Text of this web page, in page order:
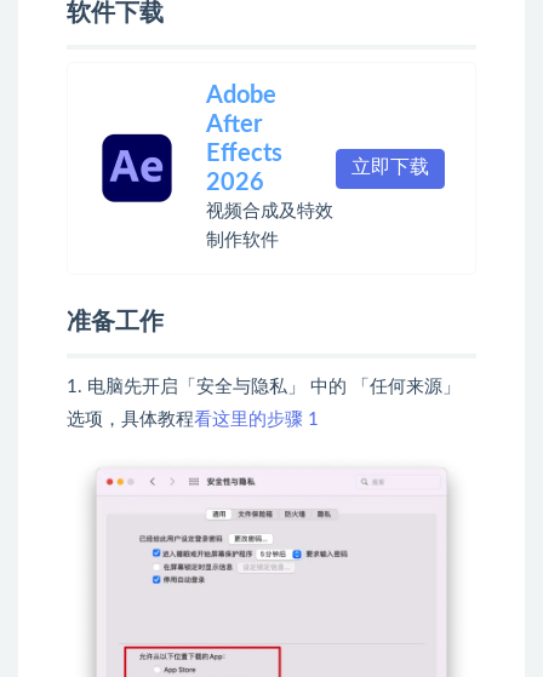
软件下载
Adobe
After
Effects
2026
视频合成及特效
制作软件
立即下载
准备工作
1. 电脑先开启「安全与隐私」 中的 「任何来源」
选项，具体教程看这里的步骤 1